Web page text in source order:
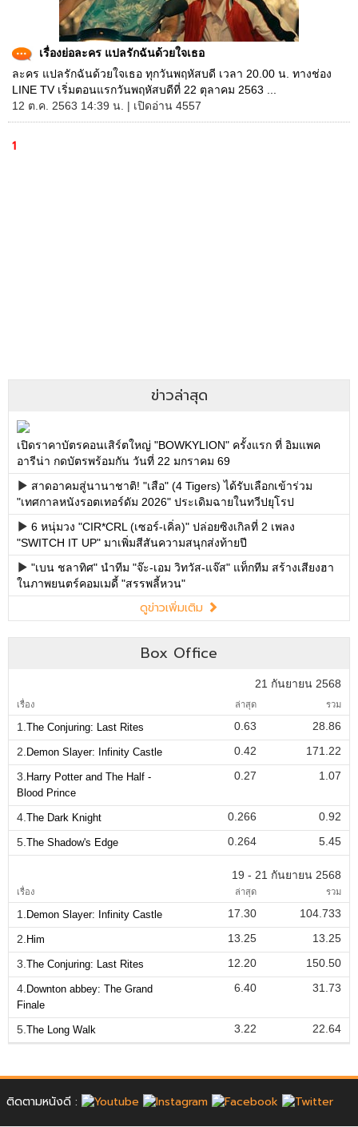
เรื่องย่อละคร แปลรักฉันด้วยใจเธอ
ละคร แปลรักฉันด้วยใจเธอ ทุกวันพฤหัสบดี เวลา 20.00 น. ทางช่อง
LINE TV เริ่มตอนแรกวันพฤหัสบดีที่ 22 ตุลาคม 2563 ...
12 ต.ค. 2563 14:39 น. | เปิดอ่าน 4557
1
ข่าวล่าสุด
เปิดราคาบัตรคอนเสิร์ตใหญ่ "BOWKYLION" ครั้งแรก ที่ อิมแพค
อารีน่า กดบัตรพร้อมกัน วันที่ 22 มกราคม 69
สาดอาคมสู่นานาชาติ! "เสือ" (4 Tigers) ได้รับเลือกเข้าร่วม
"เทศกาลหนังรอตเทอร์ดัม 2026" ประเดิมฉายในทวีปยุโรป
6 หนุ่มวง "CIR*CRL (เซอร์-เคิ่ล)" ปล่อยซิงเกิลที่ 2 เพลง
"SWITCH IT UP" มาเพิ่มสีสันความสนุกส่งท้ายปี
"เบน ชลาทิศ" นำทีม "จ๊ะ-เอม วิทวัส-แจ๊ส" แท็กทีม สร้างเสียงฮา
ในภาพยนตร์คอมเมดี้ "สรรพลี้หวน"
ดูข่าวเพิ่มเติม
Box Office
21 กันยายน 2568
เรื่อง ล่าสุด รวม
1. The Conjuring: Last Rites 0.63
28.86
2. Demon Slayer: Infinity Castle 0.42
171.22
3. Harry Potter and The Half -
Blood Prince
0.27 1.07
4. The Dark Knight 0.266
0.92
5. The Shadow's Edge 0.264 5.45
19 - 21 กันยายน 2568
เรื่อง ล่าสุด รวม
1. Demon Slayer: Infinity Castle 17.30
104.733
2. Him 13.25
13.25
3. The Conjuring: Last Rites 12.20
150.50
4. Downton abbey: The Grand
Finale
6.40 31.73
5. The Long Walk 3.22 22.64
ติดตามหนังดี :